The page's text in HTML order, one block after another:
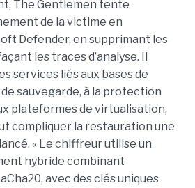
The Gentlemen tente
de la victime en
Defender, en supprimant les
les traces d’analyse. Il
services liés aux bases de
sauvegarde, à la protection
plateformes de virtualisation,
compliquer la restauration une
« Le chiffreur utilise un
hybride combinant
avec des clés uniques